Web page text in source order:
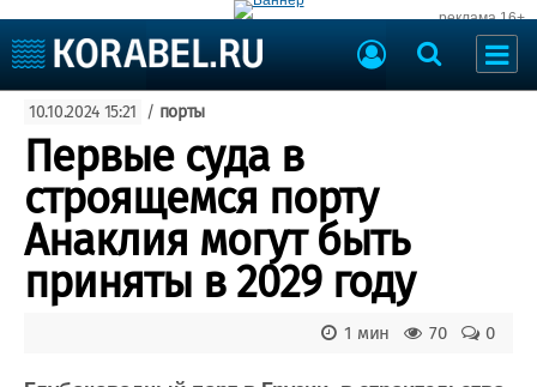
реклама 16+
Судоходство
Судоремонт
События
Пресс-релизы
Порты
Рыболовство
ВМФ
Образование
Яхты и катера
Еще
10.10.2024 15:21 / порты
Первые суда в
строящемся порту
Анаклия могут быть
приняты в 2029 году
0
70
1 мин